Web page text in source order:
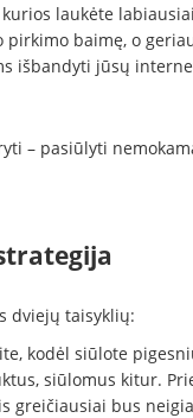
laukėte
baimę, o
išbandyti jūsų
– pasiūlyti
dviejų taisyklių:
kodėl siūlote
siūlomus kitur.
greičiausiai bus